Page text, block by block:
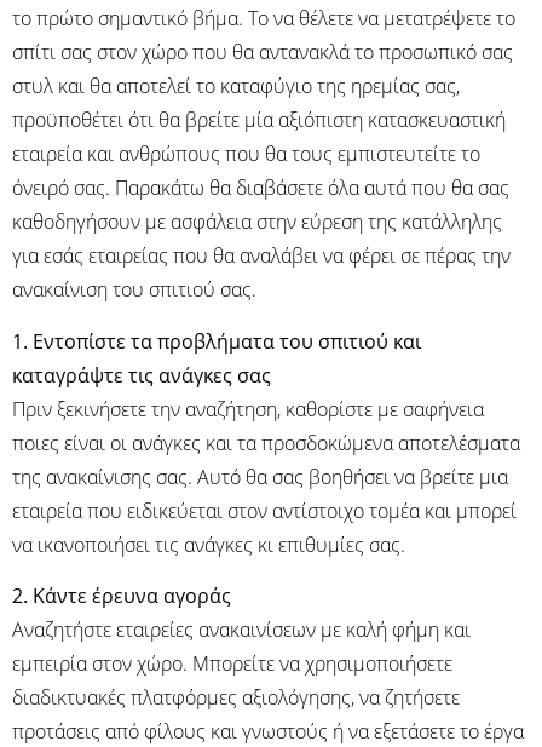
το πρώτο σημαντικό βήμα. Το να θέλετε να μετατρέψετε το
σπίτι σας στον χώρο που θα αντανακλά το προσωπικό σας
στυλ και θα αποτελεί το καταφύγιο της ηρεμίας σας,
προϋποθέτει ότι θα βρείτε μία αξιόπιστη κατασκευαστική
εταιρεία και ανθρώπους που θα τους εμπιστευτείτε το
όνειρό σας. Παρακάτω θα διαβάσετε όλα αυτά που θα σας
καθοδηγήσουν με ασφάλεια στην εύρεση της κατάλληλης
για εσάς εταιρείας που θα αναλάβει να φέρει σε πέρας την
ανακαίνιση του σπιτιού σας.
1. Εντοπίστε τα προβλήματα του σπιτιού και
καταγράψτε τις ανάγκες σας
Πριν ξεκινήσετε την αναζήτηση, καθορίστε με σαφήνεια
ποιες είναι οι ανάγκες και τα προσδοκώμενα αποτελέσματα
της ανακαίνισης σας. Αυτό θα σας βοηθήσει να βρείτε μια
εταιρεία που ειδικεύεται στον αντίστοιχο τομέα και μπορεί
να ικανοποιήσει τις ανάγκες κι επιθυμίες σας.
2. Κάντε έρευνα αγοράς
Αναζητήστε εταιρείες ανακαινίσεων με καλή φήμη και
εμπειρία στον χώρο. Μπορείτε να χρησιμοποιήσετε
διαδικτυακές πλατφόρμες αξιολόγησης, να ζητήσετε
προτάσεις από φίλους και γνωστούς ή να εξετάσετε το έργα